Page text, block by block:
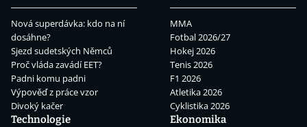
Nová superdávka: kdo na ní
dosáhne?
Sjezd sudetských Němců
Proč vláda zavádí EET?
Padni komu padni
Výpověď z práce vzor
Divoký kačer
MMA
Fotbal 2026/27
Hokej 2026
Tenis 2026
F1 2026
Atletika 2026
Cyklistika 2026
Technologie
Ekonomika